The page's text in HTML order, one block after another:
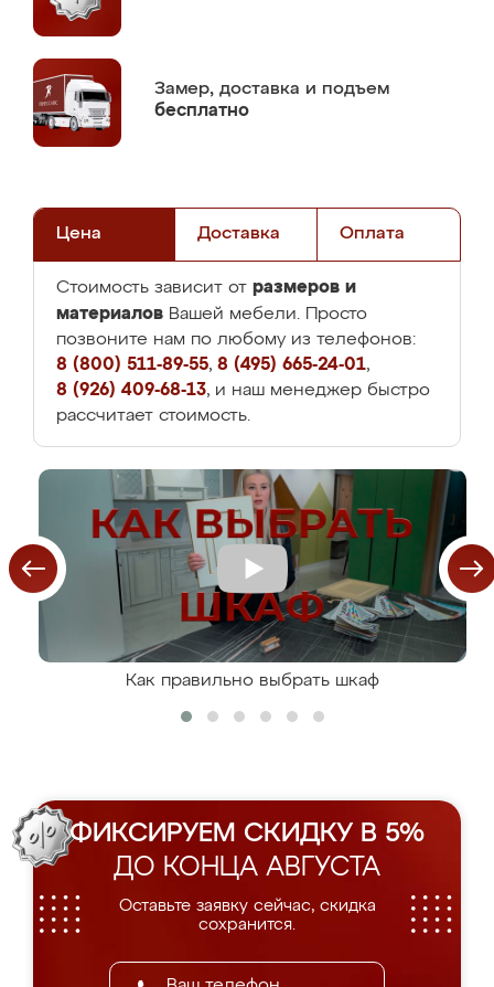
Замер, доставка и подъем
бесплатно
Цена Доставка Оплата
Стоимость зависит от размеров и
материалов Вашей мебели. Просто
позвоните нам по любому из телефонов:
8 (800) 511-89-55, 8 (495) 665-24-01,
8 (926) 409-68-13, и наш менеджер быстро
рассчитает стоимость.
Как правильно выбрать шкаф
ФИКСИРУЕМ СКИДКУ В 5%
ДО КОНЦА АВГУСТА
Оставьте заявку сейчас, скидка
сохранится.